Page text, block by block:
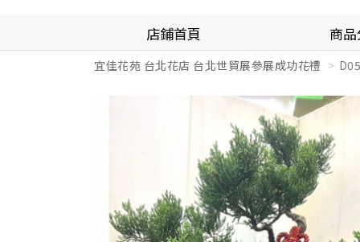
店鋪首頁 商
宜佳花苑 台北花店 台北世貿展參展成功花禮